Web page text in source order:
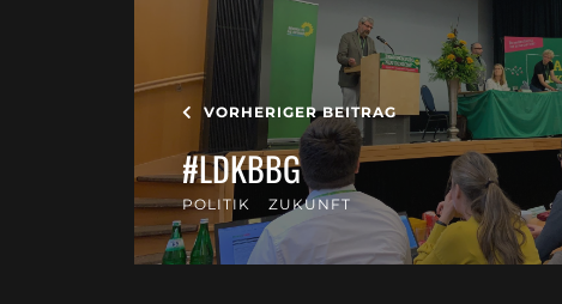
VORHERIGER BEITRAG
#LDKBBG
POLITIK ZUKUNFT